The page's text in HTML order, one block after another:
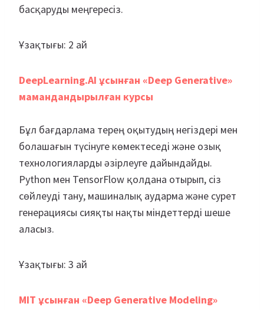
басқаруды меңгересіз.
Ұзақтығы: 2 ай
DeepLearning.AI ұсынған «Deep Generative»
мамандандырылған курсы
Бұл бағдарлама терең оқытудың негіздері мен
болашағын түсінуге көмектеседі және озық
технологияларды әзірлеуге дайындайды.
Python мен TensorFlow қолдана отырып, сіз
сөйлеуді тану, машиналық аударма және сурет
генерациясы сияқты нақты міндеттерді шеше
аласыз.
Ұзақтығы: 3 ай
MIT ұсынған «Deep Generative Modeling»